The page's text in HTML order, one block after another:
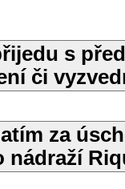
s
či
za
nádraží